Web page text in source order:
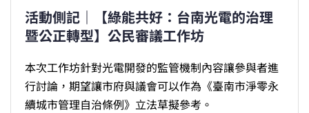
活動側記｜【綠能共好：台南光電的治理
暨公正轉型】公民審議工作坊
本次工作坊針對光電開發的監管機制內容讓參與者進
行討論，期望讓市府與議會可以作為《臺南市淨零永
續城市管理自治條例》立法草擬參考。